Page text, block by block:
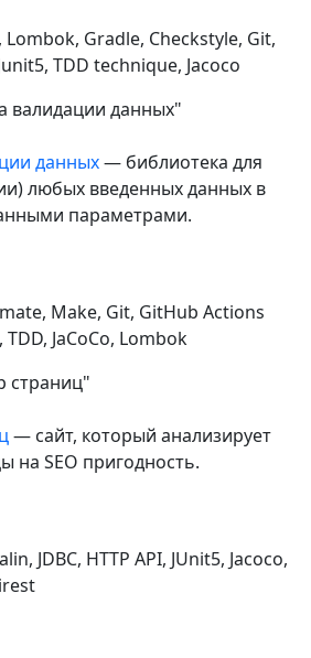
Lombok, Gradle, Checkstyle, Git,
TDD technique, Jacoco
валидации данных"
данных— библиотека для
любых введенных данных в
параметрами.
Make, Git, GitHub Actions
JaCoCo, Lombok
страниц"
— сайт, который анализирует
на SEO пригодность.
JDBC, HTTP API, JUnit5, Jacoco,